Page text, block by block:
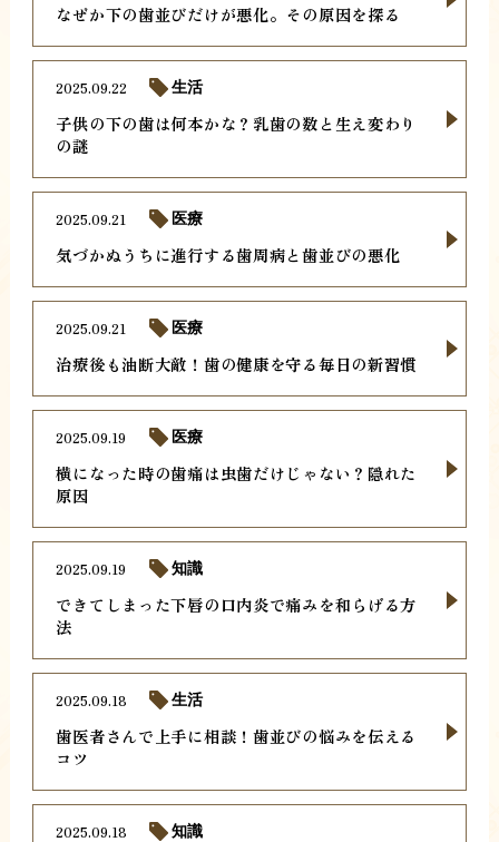
なぜか下の歯並びだけが悪化。その原因を探る
子供の下の歯は何本かな？乳歯の数と生え変わり
の謎
2025.09.22 生活
気づかぬうちに進行する歯周病と歯並びの悪化
2025.09.21 医療
治療後も油断大敵！歯の健康を守る毎日の新習慣
2025.09.21 医療
横になった時の歯痛は虫歯だけじゃない？隠れた
原因
2025.09.19 医療
できてしまった下唇の口内炎で痛みを和らげる方
法
2025.09.19 知識
歯医者さんで上手に相談！歯並びの悩みを伝える
コツ
2025.09.18 生活
2025.09.18 知識